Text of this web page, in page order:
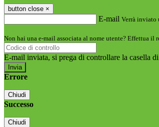
button close ×
E-mail Verrà inviato
Non hai una e-mail associata al nome utente? Effettua il
E-mail inviata, si prega di controllare la casella
Errore
Chiudi
Successo
Chiudi